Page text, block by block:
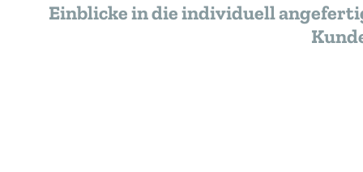
Einblicke in die individuell